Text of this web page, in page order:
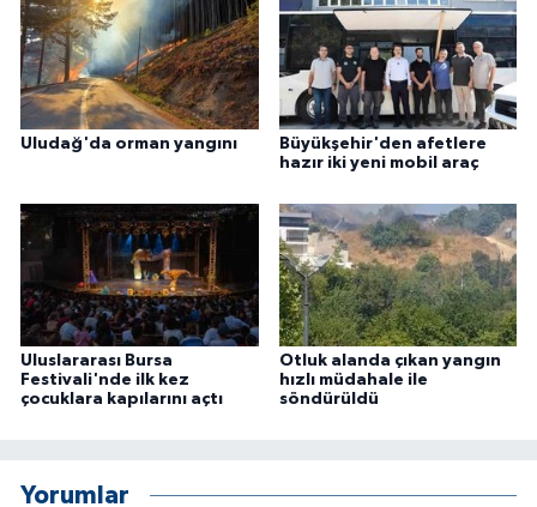
Uludağ'da orman yangını
Büyükşehir'den afetlere
hazır iki yeni mobil araç
Uluslararası Bursa
Festivali'nde ilk kez
çocuklara kapılarını açtı
Otluk alanda çıkan yangın
hızlı müdahale ile
söndürüldü
Yorumlar